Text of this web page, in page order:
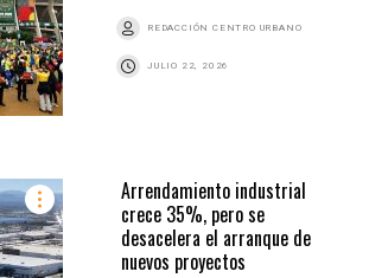
REDACCIÓN CENTRO URBANO
JULIO 22, 2026
Arrendamiento industrial
crece 35%, pero se
desacelera el arranque de
nuevos proyectos